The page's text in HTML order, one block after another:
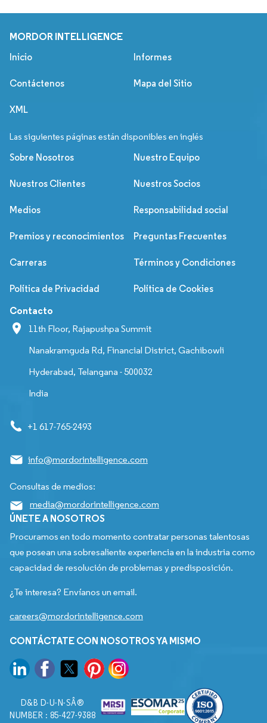
MORDOR INTELLIGENCE
Inicio Informes
Contáctenos Mapa del Sitio
XML
Las siguientes páginas están disponibles en inglés
Sobre Nosotros Nuestro Equipo
Nuestros Clientes Nuestros Socios
Medios Responsabilidad social
Premios y reconocimientos Preguntas Frecuentes
Carreras Términos y Condiciones
Política de Privacidad Política de Cookies
Contacto
11th Floor, Rajapushpa Summit
Nanakramguda Rd, Financial District, Gachibowli
Hyderabad, Telangana - 500032
India
+1 617-765-2493
info@mordorintelligence.com
Consultas de medios:
media@mordorintelligence.com
ÚNETE A NOSOTROS
Procuramos en todo momento contratar personas talentosas
que posean una sobresaliente experiencia en la industria como
capacidad de resolución de problemas y predisposición.
¿Te interesa? Envíanos un email.
careers@mordorintelligence.com
CONTÁCTATE CON NOSOTROS YA MISMO
D&B D-U-N-SÂ®
NUMBER : 85-427-9388